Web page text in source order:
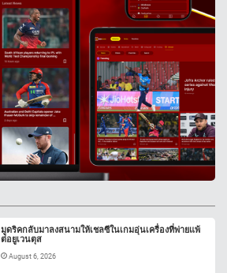
มูดริคกลับมาลงสนามให้เชลซีในเกมอุ่นเครื่องที่พ่ายแพ้
ต่อยูเวนตุส
August 6, 2026